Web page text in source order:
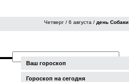
Четверг / 6 августа / день Собаки
Ваш гороскоп
Гороскоп на сегодня